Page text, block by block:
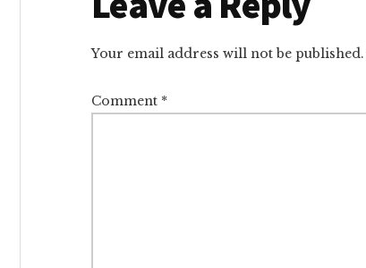
Interactions
Your email address will not be published.
Comment *